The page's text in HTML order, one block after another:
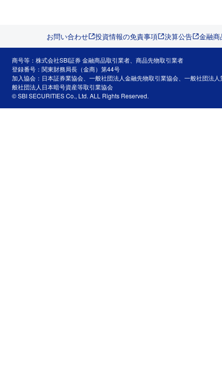
お問い合わせ 投資情報の免責事項 決算公告 金融
商号等：株式会社SBI証券 金融商品取引業者、商品先物取引業者
登録番号：関東財務局長（金商）第44号
加入協会：日本証券業協会、一般社団法人金融先物取引業協会、一般社団法
般社団法人日本暗号資産等取引業協会
© SBI SECURITIES Co., Ltd. ALL Rights Reserved.